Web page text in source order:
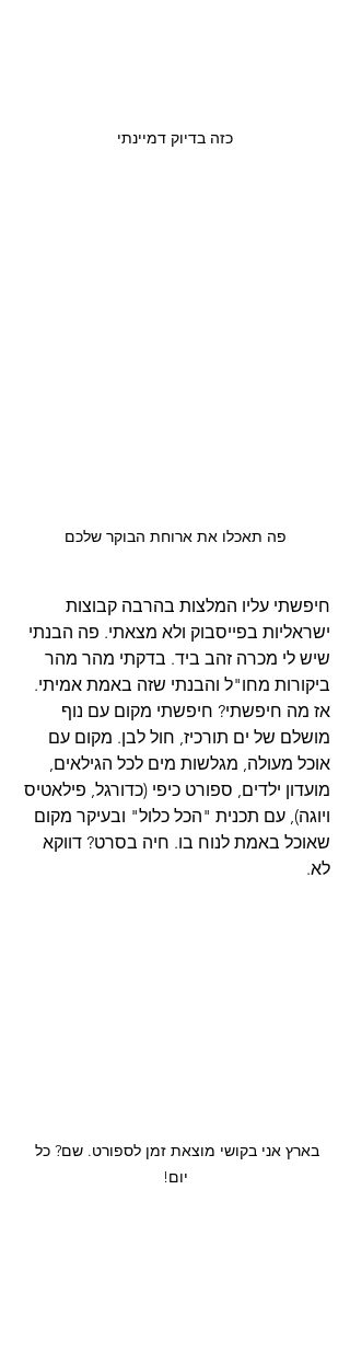
כזה בדיוק דמיינתי
פה תאכלו את ארוחת הבוקר שלכם
חיפשתי עליו המלצות בהרבה קבוצות
ישראליות בפייסבוק ולא מצאתי. פה הבנתי
שיש לי מכרה זהב ביד. בדקתי מהר מהר
ביקורות מחו"ל והבנתי שזה באמת אמיתי.
אז מה חיפשתי? חיפשתי מקום עם נוף
מושלם של ים תורכיז, חול לבן. מקום עם
אוכל מעולה, מגלשות מים לכל הגילאים,
מועדון ילדים, ספורט כיפי (כדורגל, פילאטיס
ויוגה), עם תכנית "הכל כלול" ובעיקר מקום
שאוכל באמת לנוח בו. חיה בסרט? דווקא
לא.
בארץ אני בקושי מוצאת זמן לספורט. שם? כל
יום!